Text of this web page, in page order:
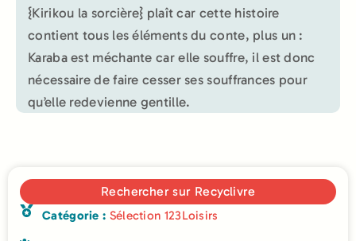
{Kirikou la sorcière} plaît car cette histoire
contient tous les éléments du conte, plus un :
Karaba est méchante car elle souffre, il est donc
nécessaire de faire cesser ses souffrances pour
qu’elle redevienne gentille.
Rechercher sur Recyclivre
Catégorie : Sélection 123Loisirs